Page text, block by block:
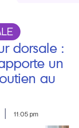
dorsale :
un
au
11:05 pm